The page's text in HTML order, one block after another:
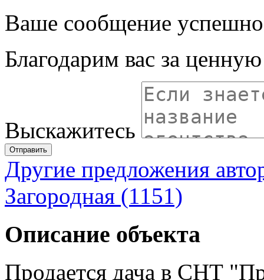
Ваше сообщение успешно
Благодарим вас за
Выскажитесь
Отправить
Другие предложения
Загородная (1151)
Описание объекта
Продается дача в СНТ